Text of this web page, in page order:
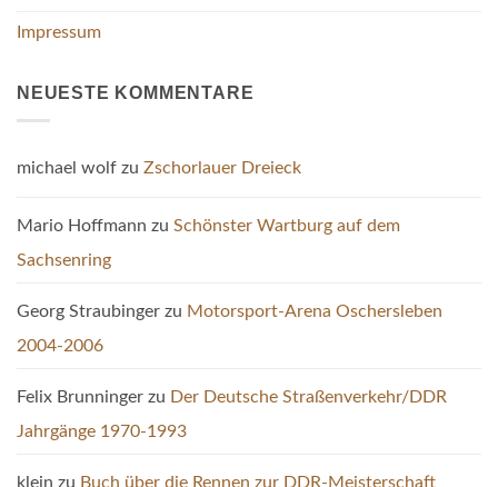
Impressum
NEUESTE KOMMENTARE
michael wolf zu Zschorlauer Dreieck
Mario Hoffmann zu Schönster Wartburg auf dem
Sachsenring
Georg Straubinger zu Motorsport-Arena Oschersleben
2004-2006
Felix Brunninger zu Der Deutsche Straßenverkehr/DDR
Jahrgänge 1970-1993
klein zu Buch über die Rennen zur DDR-Meisterschaft